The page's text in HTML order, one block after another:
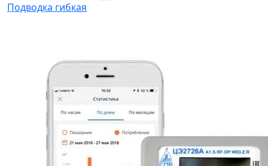
Подводка гибкая